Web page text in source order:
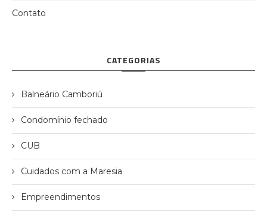
Contato
CATEGORIAS
Balneário Camboriú
Condomínio fechado
CUB
Cuidados com a Maresia
Empreendimentos